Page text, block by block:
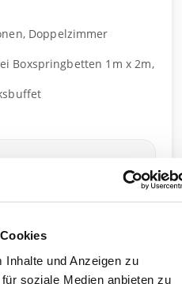
und Anzeigen zu
soziale Medien anbieten zu
, Doppelzimmer
Boxspringbetten 1m x 2m,
3 Jahre ab Kauf.
Ostern, Messen,